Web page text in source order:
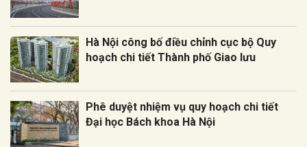
Hà Nội công bố điều chỉnh cục bộ Quy
hoạch chi tiết Thành phố Giao lưu
Phê duyệt nhiệm vụ quy hoạch chi tiết
Đại học Bách khoa Hà Nội